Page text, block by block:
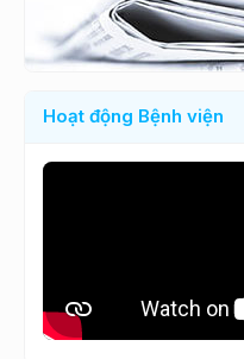
Hoạt động Bệnh viện